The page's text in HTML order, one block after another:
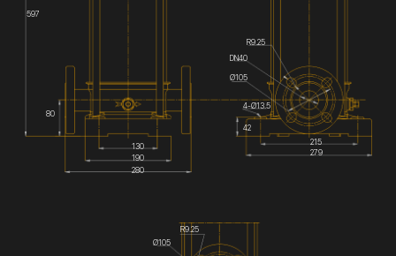
DN40
597
80
130
190
280
215
279
42
4-Ø13.5
Ø105
R9.25
R9.25
Ø105